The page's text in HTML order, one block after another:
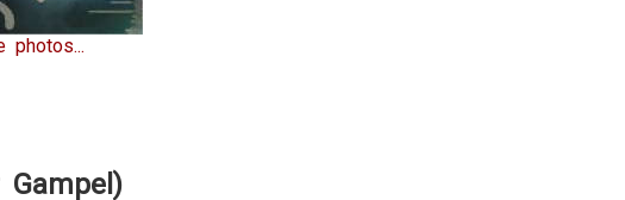
photos...